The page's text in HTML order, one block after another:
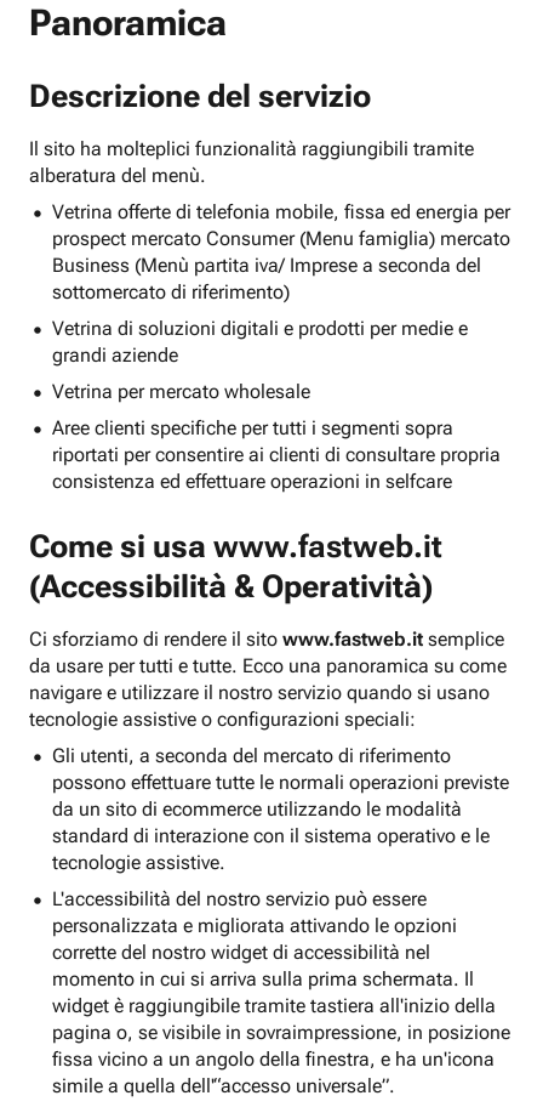
Panoramica
Descrizione del servizio
Il sito ha molteplici funzionalità raggiungibili tramite
alberatura del menù.
Vetrina offerte di telefonia mobile, fissa ed energia per
prospect mercato Consumer (Menu famiglia) mercato
Business (Menù partita iva/ Imprese a seconda del
sottomercato di riferimento)
Vetrina di soluzioni digitali e prodotti per medie e
grandi aziende
Vetrina per mercato wholesale
Aree clienti specifiche per tutti i segmenti sopra
riportati per consentire ai clienti di consultare propria
consistenza ed effettuare operazioni in selfcare
Come si usa www.fastweb.it
(Accessibilità & Operatività)
Ci sforziamo di rendere il sito www.fastweb.it semplice
da usare per tutti e tutte. Ecco una panoramica su come
navigare e utilizzare il nostro servizio quando si usano
tecnologie assistive o configurazioni speciali:
Gli utenti, a seconda del mercato di riferimento
possono effettuare tutte le normali operazioni previste
da un sito di ecommerce utilizzando le modalità
standard di interazione con il sistema operativo e le
tecnologie assistive.
L'accessibilità del nostro servizio può essere
personalizzata e migliorata attivando le opzioni
corrette del nostro widget di accessibilità nel
momento in cui si arriva sulla prima schermata. Il
widget è raggiungibile tramite tastiera all'inizio della
pagina o, se visibile in sovraimpressione, in posizione
fissa vicino a un angolo della finestra, e ha un'icona
simile a quella dell'“accesso universale”.